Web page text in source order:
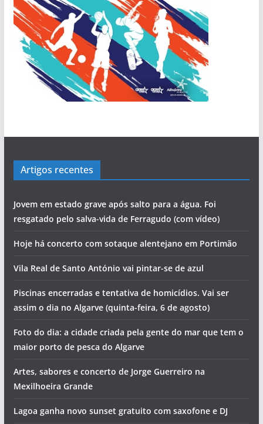
Artigos recentes
Jovem em estado grave após salto para a água. Foi
resgatado pelo salva-vida de Ferragudo (com vídeo)
Hoje há concerto com sotaque alentejano em Portimão
Vila Real de Santo António vai pintar-se de azul
Piscinas encerradas e tentativa de homicídios. Vai ser
assim o dia no Algarve (quinta-feira, 6 de agosto)
Foto do dia: a cidade criada pela gente do mar que tem o
maior porto de pesca do Algarve
Artes, sabores e concerto de Jorge Guerreiro na
Mexilhoeira Grande
Lagoa ganha novo sunset gratuito com saxofone e DJ